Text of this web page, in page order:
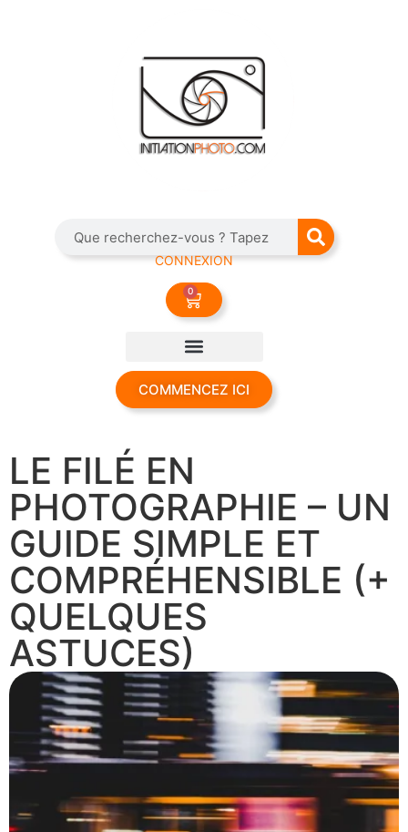
CONNEXION
0
COMMENCEZ ICI
LE FILÉ EN
PHOTOGRAPHIE – UN
GUIDE SIMPLE ET
COMPRÉHENSIBLE (+
QUELQUES
ASTUCES)